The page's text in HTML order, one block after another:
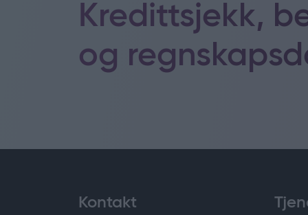
Kredittsjekk,
og
Kontakt